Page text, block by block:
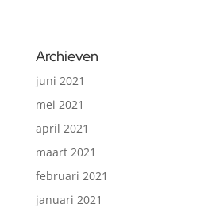
Archieven
juni 2021
mei 2021
april 2021
maart 2021
februari 2021
januari 2021